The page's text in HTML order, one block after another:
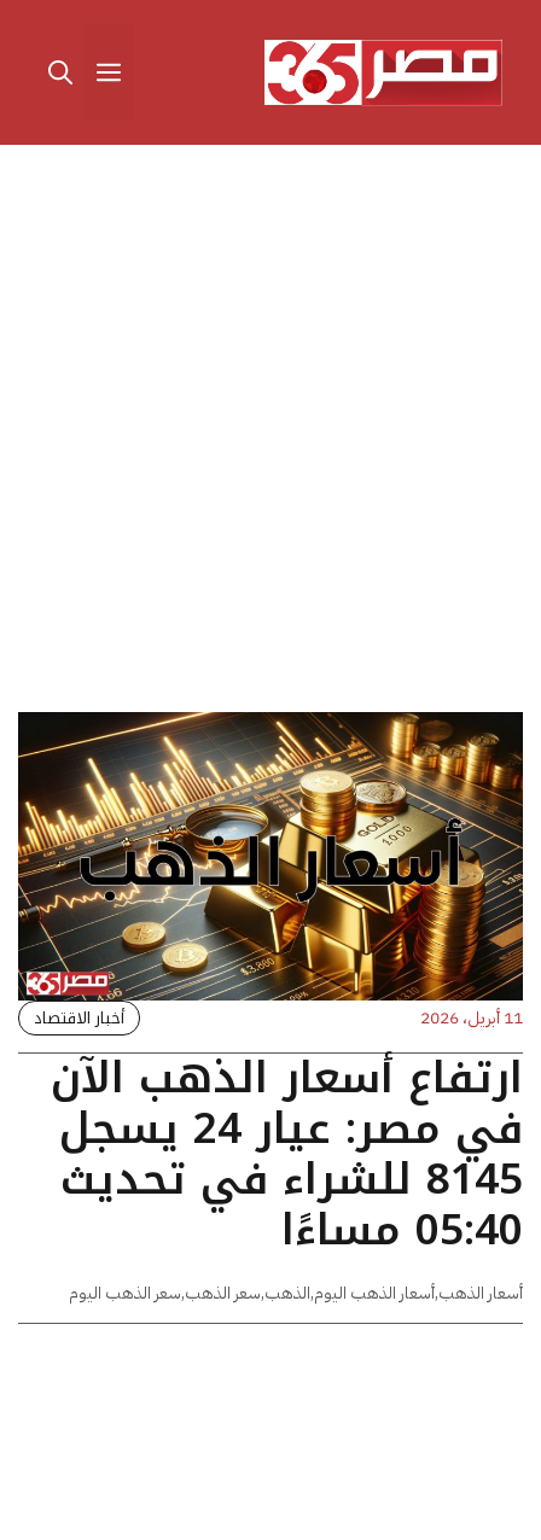
المحتوى القائمة
11 أبريل، 2026 أخبار الاقتصاد
ارتفاع أسعار الذهب الآن
في مصر: عيار 24 يسجل
8145 للشراء في تحديث
05:40 مساءًا
أسعار الذهب,أسعار الذهب اليوم,الذهب,سعر الذهب,سعر الذهب اليوم